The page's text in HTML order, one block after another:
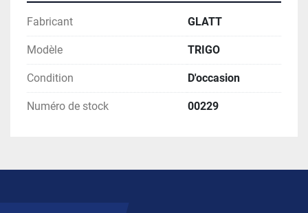
Fabricant GLATT
Modèle TRIGO
Condition D'occasion
Numéro de stock 00229